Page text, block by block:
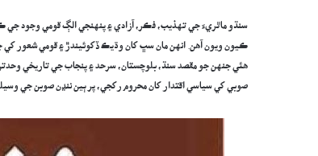
سنڌو ماٿريءَ جي تهذيب، فڪر، آزادي ۽ پنهنجي الڳ قومي وجود جي
ڪيون ويون آھن. انهن مان سڀ کان وڌيڪ ڏکوئيندڙ ۽ قومي شعور کي
هئي جنهن جو مقصد سنڌ، بلوچستان، سرحد ۽ پنجاب جي تاريخي
صوبي کي سياسي اقتدار کان محروم رکجي، پر ٻين ننڍن صوبن جي